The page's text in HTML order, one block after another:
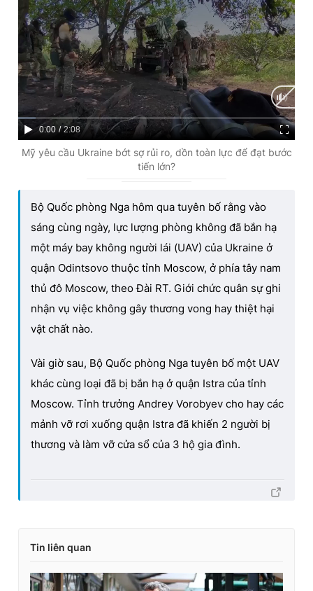
C
u
e
0:00 / D
u
t
o
2:08
Mỹ yêu cầu Ukraine bớt sợ rủi ro, dồn toàn lực để đạt bước
tiến lớn?
Bộ Quốc phòng Nga hôm qua tuyên bố rằng vào
sáng cùng ngày, lực lượng phòng không đã bắn hạ
một máy bay không người lái (UAV) của Ukraine ở
quận Odintsovo thuộc tỉnh Moscow, ở phía tây nam
thủ đô Moscow, theo Đài RT. Giới chức quân sự ghi
nhận vụ việc không gây thương vong hay thiệt hại
vật chất nào.
Vài giờ sau, Bộ Quốc phòng Nga tuyên bố một UAV
khác cùng loại đã bị bắn hạ ở quận Istra của tỉnh
Moscow. Tỉnh trưởng Andrey Vorobyev cho hay các
mảnh vỡ rơi xuống quận Istra đã khiến 2 người bị
thương và làm vỡ cửa sổ của 3 hộ gia đình.
Tin liên quan